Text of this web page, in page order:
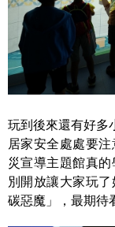
玩到後來還有好多
居家安全處處要
災宣導主題館真
別開放讓大家玩
碳惡魔」，最期待